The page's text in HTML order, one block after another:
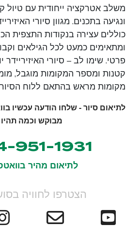
משלב אטרקציה ייחודית עם טיול
ונגיעה בתכנים. מגוון סיורי
כוללים עצירה בנקודות התצפית
ומתאימים כמעט לכל הגילאים
פרטי. שימו לב – סיורי האיזיריידר
קטנות ומספר המקומות מוגבל,
מקומות מראש בהתאם ללוח
לתיאום סיור - שלחו הודעה עכשיו
מבוקש וכמה תהיו
951-1931
לתיאום מהיר
הצטרפו לחוויה